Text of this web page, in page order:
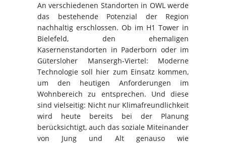
An verschiedenen Standorten in OWL werde
das bestehende Potenzial der Region
nachhaltig erschlossen. Ob im H1 Tower in
Bielefeld, den ehemaligen
Kasernenstandorten in Paderborn oder im
Gütersloher Mansergh-Viertel: Moderne
Technologie soll hier zum Einsatz kommen,
um den heutigen Anforderungen im
Wohnbereich zu entsprechen. Und diese
sind vielseitig: Nicht nur Klimafreundlichkeit
wird heute bereits bei der Planung
berücksichtigt, auch das soziale Miteinander
von Jung und Alt genauso wie